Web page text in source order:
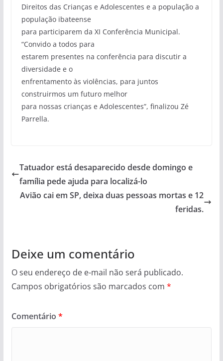
Direitos das Crianças e Adolescentes e a população a
população ibateense
para participarem da XI Conferência Municipal.
“Convido a todos para
estarem presentes na conferência para discutir a
diversidade e o
enfrentamento às violências, para juntos
construirmos um futuro melhor
para nossas crianças e Adolescentes”, finalizou Zé
Parrella.
Tatuador está desaparecido desde domingo e
família pede ajuda para localizá-lo
Avião cai em SP, deixa duas pessoas mortas e 12
feridas.
Deixe um comentário
O seu endereço de e-mail não será publicado.
Campos obrigatórios são marcados com *
Comentário *